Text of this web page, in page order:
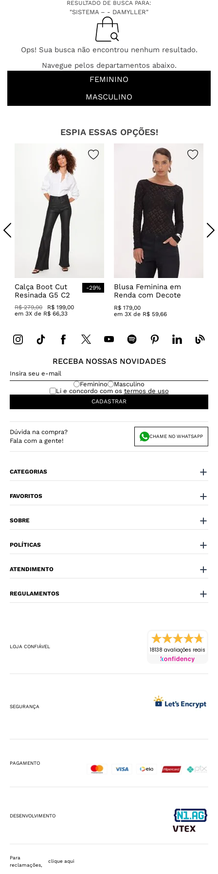
RESULTADO DE BUSCA PARA:
"SISTEMA – - DAMYLLER"
Ops! Sua busca não encontrou nenhum resultado.
Navegue pelos departamentos abaixo.
FEMININO
MASCULINO
ESPIA ESSAS OPÇÕES!
Calça Boot Cut
Resinada G5 C2
-29%
R$ 279,00 R$ 199,00
em 3X de R$ 66,33
Blusa Feminina em
Renda com Decote
Canoa
R$ 179,00
em 3X de R$ 59,66
RECEBA NOSSAS NOVIDADES
Feminino
Masculino
Li e concordo com os termos de uso
CADASTRAR
Dúvida na compra?
Fala com a gente!
CHAME NO WHATSAPP
CATEGORIAS
FAVORITOS
SOBRE
POLÍTICAS
ATENDIMENTO
REGULAMENTOS
LOJA CONFIÁVEL 18138 avaliações reais
SEGURANÇA
PAGAMENTO
DESENVOLVIMENTO
Para
reclamações,
clique aqui